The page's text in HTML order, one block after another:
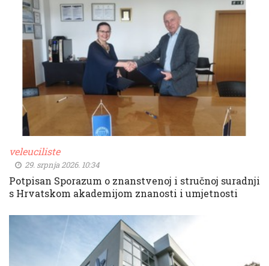
veleuciliste
29. srpnja 2026. 10:34
Potpisan Sporazum o znanstvenoj i stručnoj suradnji
s Hrvatskom akademijom znanosti i umjetnosti